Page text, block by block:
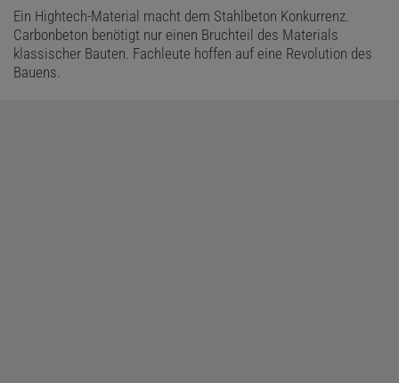
Ein Hightech-Material macht dem Stahlbeton Konkurrenz.
Carbonbeton benötigt nur einen Bruchteil des Materials
klassischer Bauten. Fachleute hoffen auf eine Revolution des
Bauens.